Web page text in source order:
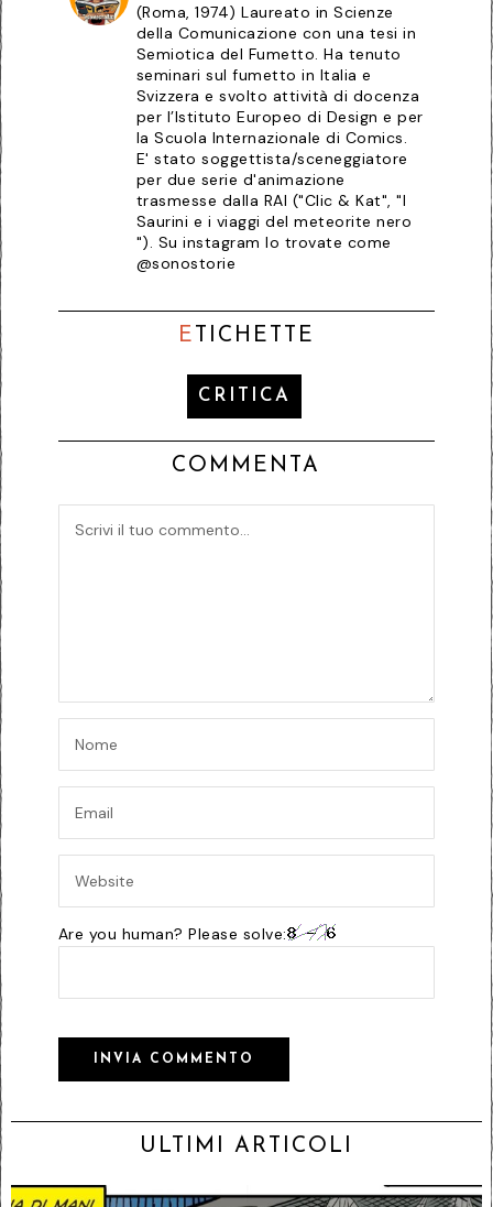
(Roma, 1974) Laureato in Scienze
della Comunicazione con una tesi in
Semiotica del Fumetto. Ha tenuto
seminari sul fumetto in Italia e
Svizzera e svolto attività di docenza
per l’Istituto Europeo di Design e per
la Scuola Internazionale di Comics.
E' stato soggettista/sceneggiatore
per due serie d'animazione
trasmesse dalla RAI ("Clic & Kat", "I
Saurini e i viaggi del meteorite nero
"). Su instagram lo trovate come
@sonostorie
E TICHETTE
CRITICA
COMMENTA
Are you human? Please solve:
ULTIMI ARTICOLI